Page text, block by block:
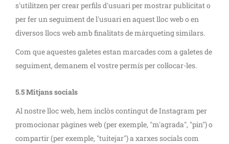
s'utilitzen per crear perfils d'usuari per mostrar publicitat o
per fer un seguiment de l'usuari en aquest lloc web o en
diversos llocs web amb finalitats de màrqueting similars.
Com que aquestes galetes estan marcades com a galetes de
seguiment, demanem el vostre permís per col·locar-les.
5.5 Mitjans socials
Al nostre lloc web, hem inclòs contingut de Instagram per
promocionar pàgines web (per exemple, "m'agrada", "pin") o
compartir (per exemple, "tuitejar") a xarxes socials com